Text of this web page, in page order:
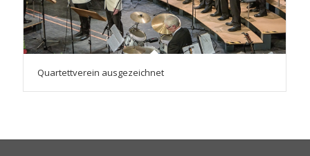
Quartettverein ausgezeichnet